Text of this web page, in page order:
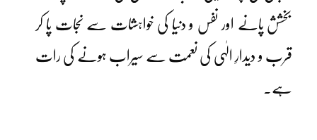
بخشش پانے اور نفس و دنیا کی خواہشات سے نجات پا کر
قرب و دیدارِ الٰہی کی نعمت سے سیراب ہونے کی رات
ہے۔